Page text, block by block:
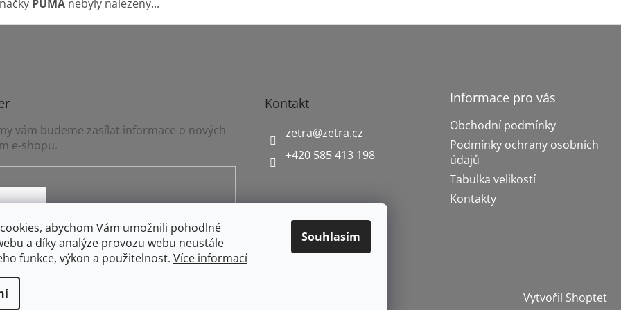
abychom Vám umožnili pohodlné
a díky analýze provozu webu neustále
funkce, výkon a použitelnost. Více informací
Souhlasím
PUMA nebyly nalezeny...
vám budeme zasílat informace o nových
e-shopu.
ochrany osobních údajů
Kontakt
zetra@zetra.cz
+420 585 413 198
Informace pro vás
Obchodní podmínky
Podmínky ochrany osobních
údajů
Tabulka velikostí
Kontakty
Vytvořil Shoptet
vyhrazena.